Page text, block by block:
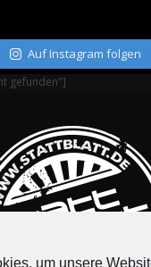
Auf Instagram folgen
gefunden"]
um unsere